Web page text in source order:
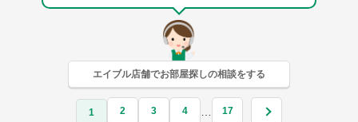
エイブル店舗でお部屋探しの相談をする
1 2 3 4 … 17